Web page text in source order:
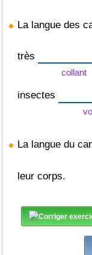
La langue des
très
collant
insectes
La langue du
leur corps.